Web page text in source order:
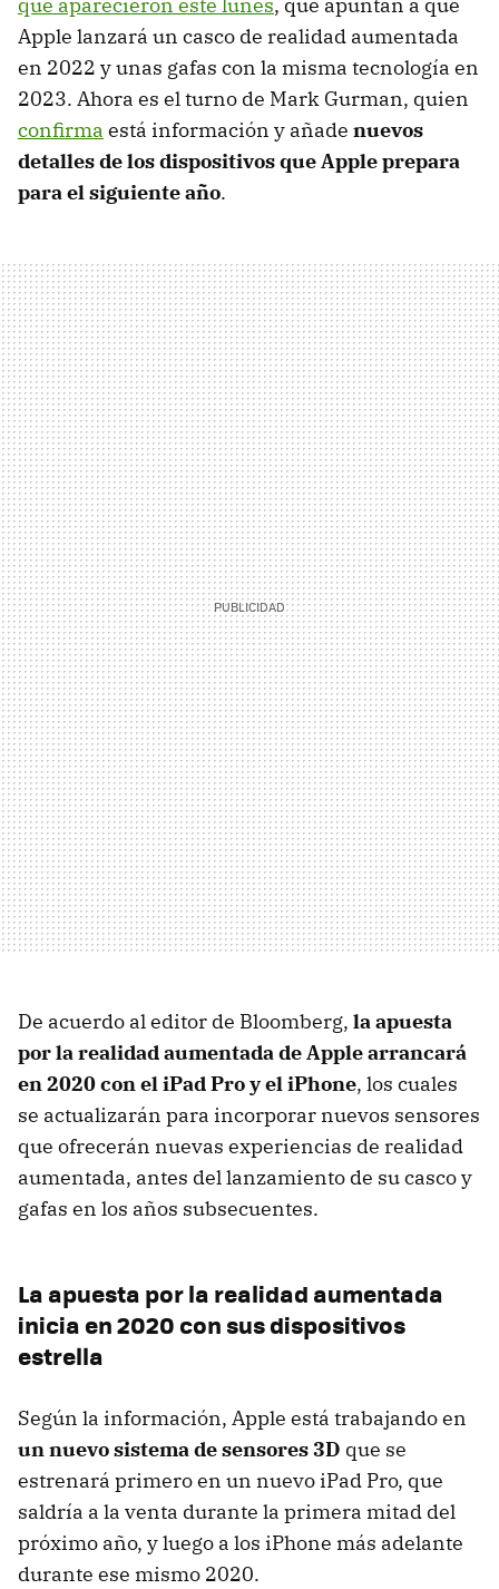
que aparecieron este lunes, que apuntan a que
Apple lanzará un casco de realidad aumentada
en 2022 y unas gafas con la misma tecnología en
2023. Ahora es el turno de Mark Gurman, quien
confirma está información y añade nuevos
detalles de los dispositivos que Apple prepara
para el siguiente año.
De acuerdo al editor de Bloomberg, la apuesta
por la realidad aumentada de Apple arrancará
en 2020 con el iPad Pro y el iPhone, los cuales
se actualizarán para incorporar nuevos sensores
que ofrecerán nuevas experiencias de realidad
aumentada, antes del lanzamiento de su casco y
gafas en los años subsecuentes.
La apuesta por la realidad aumentada
inicia en 2020 con sus dispositivos
estrella
Según la información, Apple está trabajando en
un nuevo sistema de sensores 3D que se
estrenará primero en un nuevo iPad Pro, que
saldría a la venta durante la primera mitad del
próximo año, y luego a los iPhone más adelante
durante ese mismo 2020.